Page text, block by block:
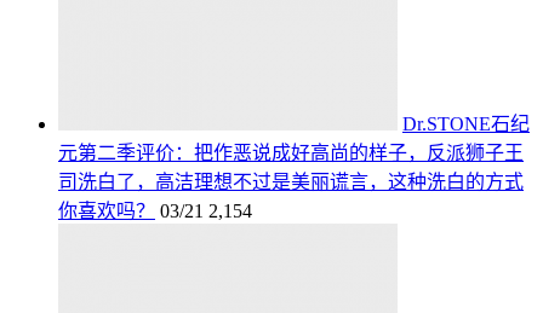
Dr.STONE石纪
元第二季评价：把作恶说成好高尚的样子，反派狮子王
司洗白了，高洁理想不过是美丽谎言，这种洗白的方式
你喜欢吗？
03/21 2,154